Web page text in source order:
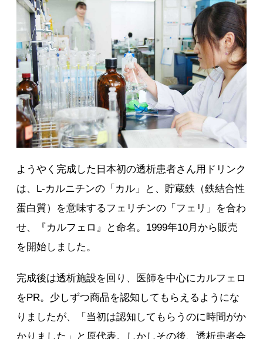
ようやく完成した日本初の透析患者さん用ドリンク
は、L-カルニチンの「カル」と、貯蔵鉄（鉄結合性
蛋白質）を意味するフェリチンの「フェリ」を合わ
せ、『カルフェロ』と命名。1999年10月から販売
を開始しました。
完成後は透析施設を回り、医師を中心にカルフェロ
をPR。少しずつ商品を認知してもらえるようにな
りましたが、「当初は認知してもらうのに時間がか
かりました」と原代表。しかしその後、透析患者会